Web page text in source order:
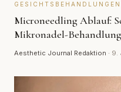
GESICHTSBEHANDLUNGEN
Microneedling Ablauf:
Mikronadel-Behandlung
Aesthetic Journal Redaktion · 9.